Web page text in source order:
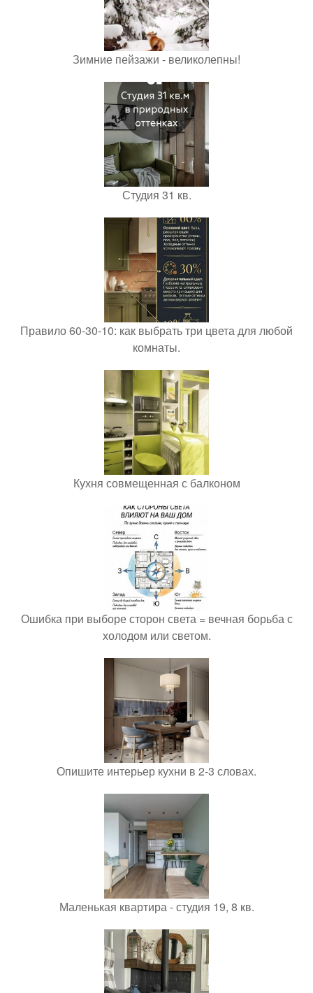
Зимние пейзажи - великолепны!
Студия 31 кв.
Правило 60-30-10: как выбрать три цвета для любой
комнаты.
Кухня совмещенная с балконом
Ошибка при выборе сторон света = вечная борьба с
холодом или светом.
Опишите интерьер кухни в 2-3 словах.
Маленькая квартира - студия 19, 8 кв.